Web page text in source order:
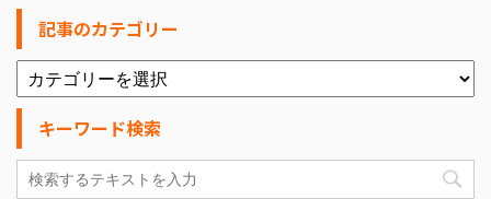
記事のカテゴリー
キーワード検索